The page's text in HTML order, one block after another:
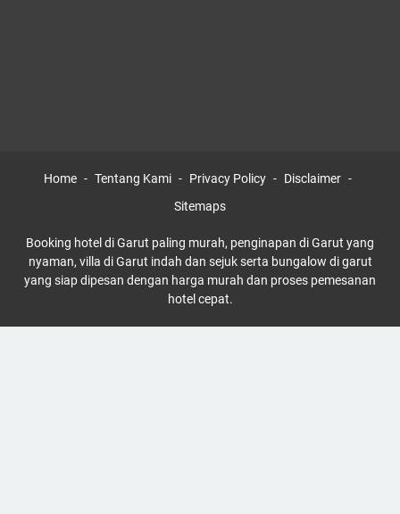
Home Tentang Kami Privacy Policy
Disclaimer
Sitemaps
Booking hotel di Garut paling murah, penginapan di Garut yang
nyaman, villa di Garut indah dan sejuk serta bungalow di garut
yang siap dipesan dengan harga murah dan proses pemesanan
hotel cepat.